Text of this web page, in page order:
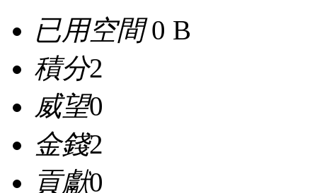
已用空間0 B
積分2
威望0
金錢2
貢獻0